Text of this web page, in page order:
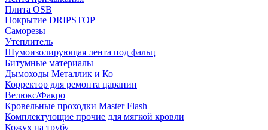
Плита OSB
Покрытие DRIPSTOP
Саморезы
Утеплитель
Шумоизолирующая лента под фальц
Битумные материалы
Дымоходы Металлик и Ко
Корректор для ремонта царапин
Велюкс/Факро
Кровельные проходки Master Flash
Комплектующие прочие для мягкой кровли
Кожух на трубу